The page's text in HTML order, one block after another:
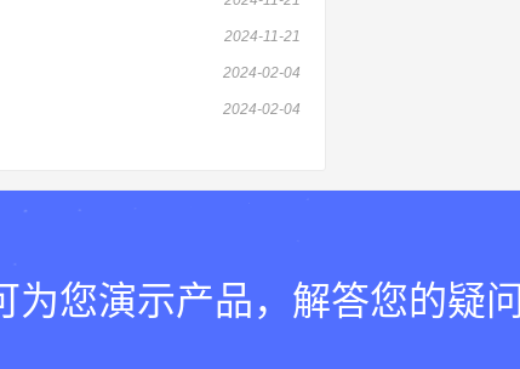
2024-11-21
2024-02-04
2024-02-04
为您演示产品，解答您的疑问